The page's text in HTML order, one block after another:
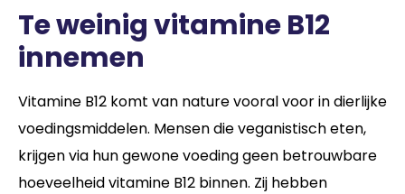
Te weinig vitamine B12
innemen
Vitamine B12 komt van nature vooral voor in dierlijke
voedingsmiddelen. Mensen die veganistisch eten,
krijgen via hun gewone voeding geen betrouwbare
hoeveelheid vitamine B12 binnen. Zij hebben